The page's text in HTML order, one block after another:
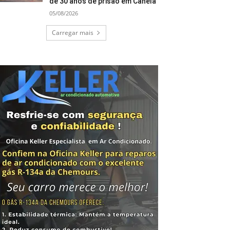
05/08/2026
Carregar mais